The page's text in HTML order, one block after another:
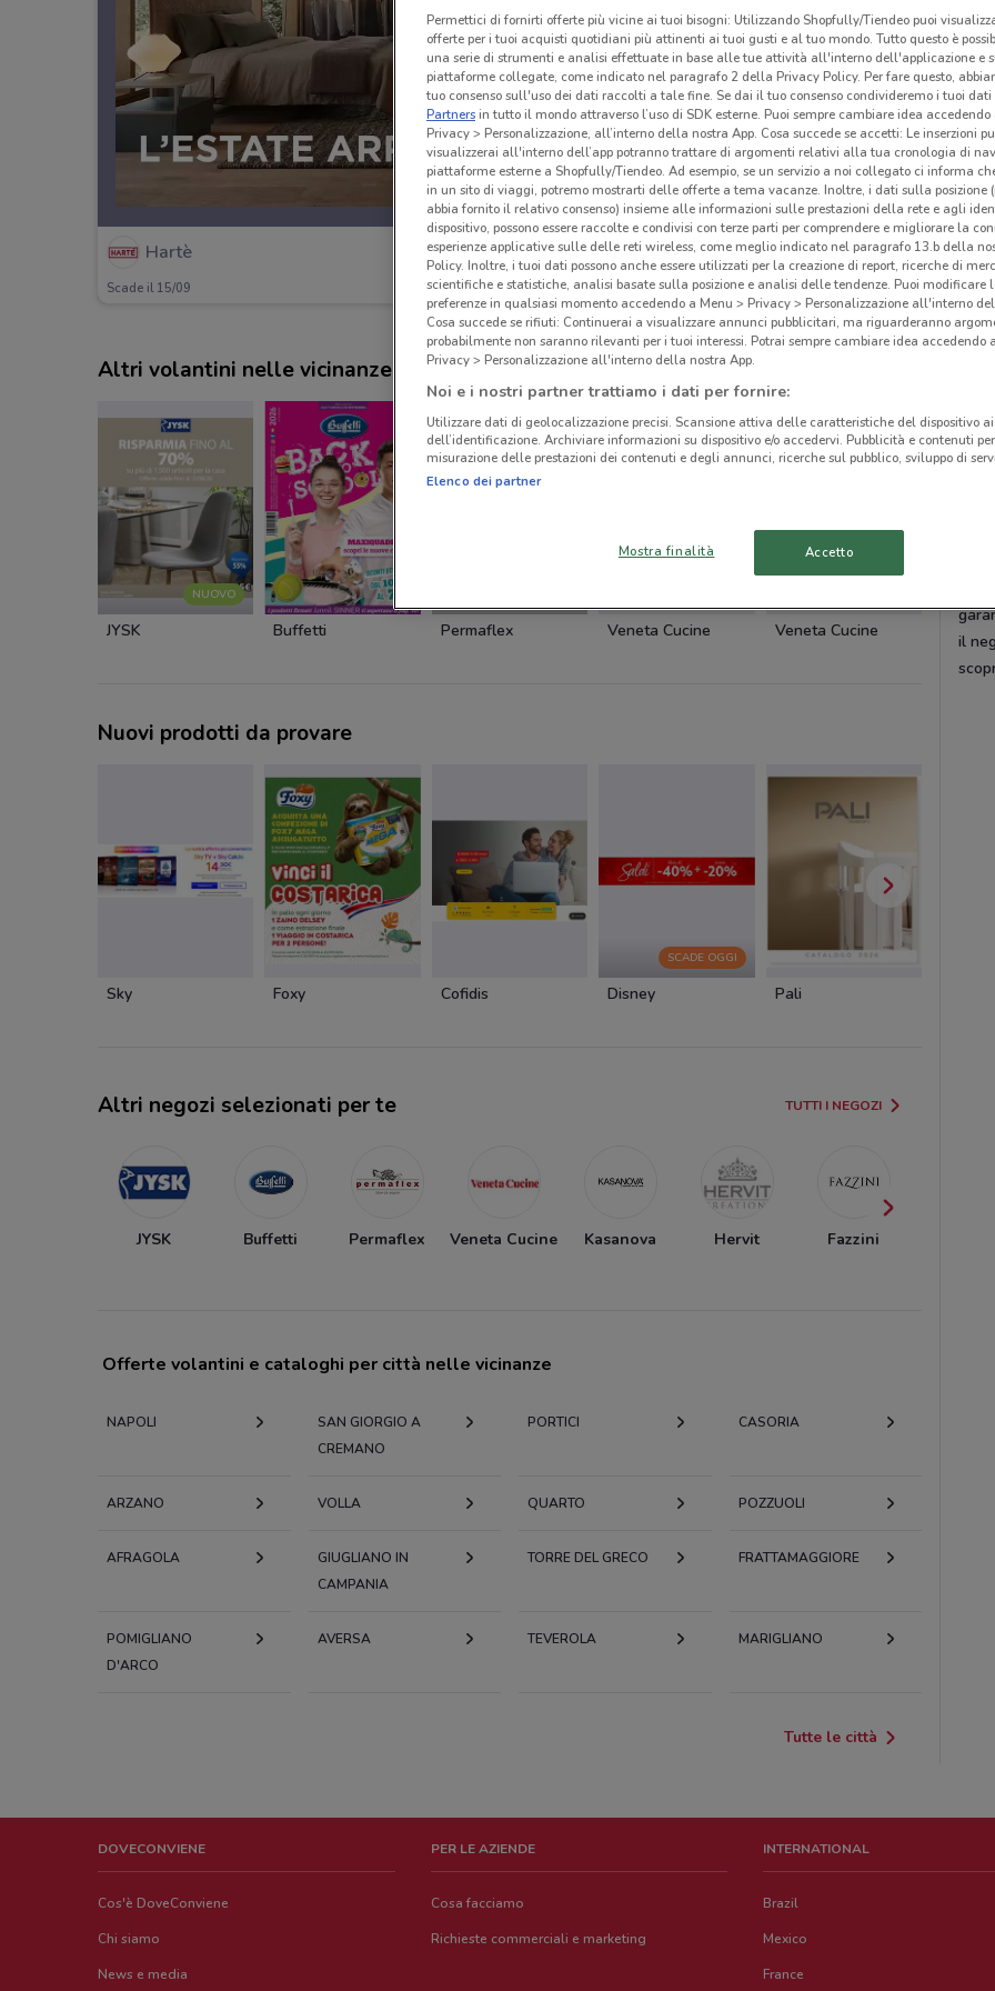
Hartè
Scade il 15/09 8.3 km
Altri volantini nelle vicinanze
NUOVO
JYSK Buffetti Permaflex Veneta Cucine Veneta Cucine
Nuovi prodotti da provare
Sky Foxy Cofidis
SCADE OGGI
Disney Pali
Altri negozi selezionati per te TUTTI I NEGOZI
JYSK Buffetti Permaflex Veneta Cucine Kasanova Hervit Fazzini
Offerte volantini e cataloghi per città nelle vicinanze
NAPOLI
SAN GIORGIO A
CREMANO
PORTICI CASORIA
ARZANO VOLLA QUARTO POZZUOLI
AFRAGOLA
GIUGLIANO IN
CAMPANIA
TORRE DEL GRECO FRATTAMAGGIORE
POMIGLIANO
D'ARCO
AVERSA TEVEROLA MARIGLIANO
Tutte le città
sul
per
per
il
DOVECONVIENE
Cos'è DoveConviene
Chi siamo
News e media
PER LE AZIENDE
Cosa facciamo
Richieste commerciali e marketing
INTERNATIONAL
Brazil
Mexico
France
Permettici di fornirti offerte più vicine ai tuoi bisogni: Utilizzando Shopfully/Tiendeo puoi
offerte per i tuoi acquisti quotidiani più attinenti ai tuoi gusti e al tuo mondo. Tutto questo è
una serie di strumenti e analisi effettuate in base alle tue attività all'interno dell'applicazione e
piattaforme collegate, come indicato nel paragrafo 2 della Privacy Policy. Per fare questo,
tuo consenso sull'uso dei dati raccolti a tale fine. Se dai il tuo consenso condivideremo i tuoi dati
Partnersin tutto il mondo attraverso l’uso di SDK esterne. Puoi sempre cambiare idea accedendo
Privacy > Personalizzazione, all’interno della nostra App. Cosa succede se accetti: Le inserzioni
visualizzerai all'interno dell’app potranno trattare di argomenti relativi alla tua cronologia di
piattaforme esterne a Shopfully/Tiendeo. Ad esempio, se un servizio a noi collegato ci informa
in un sito di viaggi, potremo mostrarti delle offerte a tema vacanze. Inoltre, i dati sulla posizione
abbia fornito il relativo consenso) insieme alle informazioni sulle prestazioni della rete e agli
dispositivo, possono essere raccolte e condivisi con terze parti per comprendere e migliorare la
esperienze applicative sulle delle reti wireless, come meglio indicato nel paragrafo 13.b della
Policy. Inoltre, i tuoi dati possono anche essere utilizzati per la creazione di report, ricerche di
scientifiche e statistiche, analisi basate sulla posizione e analisi delle tendenze. Puoi modificare
preferenze in qualsiasi momento accedendo a Menu > Privacy > Personalizzazione all'interno
Cosa succede se rifiuti: Continuerai a visualizzare annunci pubblicitari, ma riguarderanno
probabilmente non saranno rilevanti per i tuoi interessi. Potrai sempre cambiare idea accedendo
Privacy > Personalizzazione all'interno della nostra App.
Noi e i nostri partner trattiamo i dati per fornire:
Utilizzare dati di geolocalizzazione precisi. Scansione attiva delle caratteristiche del dispositivo
dell’identificazione. Archiviare informazioni su dispositivo e/o accedervi. Pubblicità e contenuti
misurazione delle prestazioni dei contenuti e degli annunci, ricerche sul pubblico, sviluppo di
Elenco dei partner
Mostra finalità Accetto